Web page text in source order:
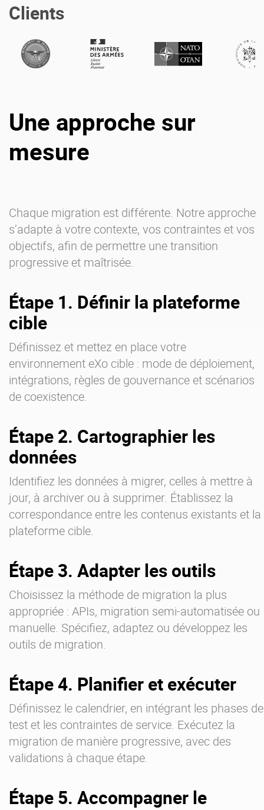
Clients
Une approche sur
mesure
Chaque migration est différente. Notre approche
s’adapte à votre contexte, vos contraintes et vos
objectifs, afin de permettre une transition
progressive et maîtrisée.
Étape 1. Définir la plateforme
cible
Définissez et mettez en place votre
environnement eXo cible : mode de déploiement,
intégrations, règles de gouvernance et scénarios
de coexistence.
Étape 2. Cartographier les
données
Identifiez les données à migrer, celles à mettre à
jour, à archiver ou à supprimer. Établissez la
correspondance entre les contenus existants et la
plateforme cible.
Étape 3. Adapter les outils
Choisissez la méthode de migration la plus
appropriée : APIs, migration semi-automatisée ou
manuelle. Spécifiez, adaptez ou développez les
outils de migration.
Étape 4. Planifier et exécuter
Définissez le calendrier, en intégrant les phases de
test et les contraintes de service. Exécutez la
migration de manière progressive, avec des
validations à chaque étape.
Étape 5. Accompagner le